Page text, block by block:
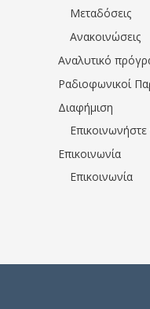
Μεταδόσεις
Ανακοινώσεις
Αναλυτικό
Ραδιοφωνικοί
Διαφήμιση
Επικοινωνία
Επικοινωνία